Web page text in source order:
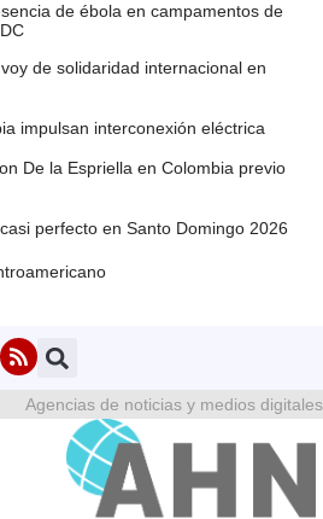
de ébola en campamentos de
de solidaridad internacional en
impulsan interconexión eléctrica
De la Espriella en Colombia previo
perfecto en Santo Domingo 2026
Agencias de noticias y medios digitales